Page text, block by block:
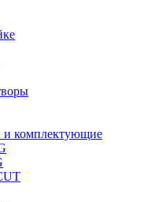
и комплектующие